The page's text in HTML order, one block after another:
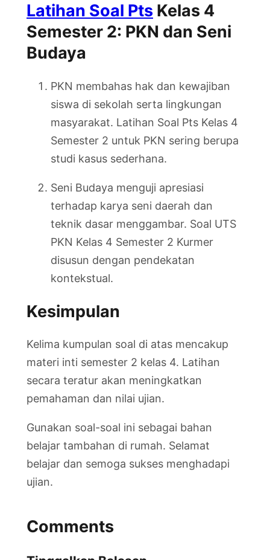
Latihan Soal Pts Kelas 4
Semester 2: PKN dan Seni
Budaya
PKN membahas hak dan kewajiban
siswa di sekolah serta lingkungan
masyarakat. Latihan Soal Pts Kelas 4
Semester 2 untuk PKN sering berupa
studi kasus sederhana.
Seni Budaya menguji apresiasi
terhadap karya seni daerah dan
teknik dasar menggambar. Soal UTS
PKN Kelas 4 Semester 2 Kurmer
disusun dengan pendekatan
kontekstual.
Kesimpulan
Kelima kumpulan soal di atas mencakup
materi inti semester 2 kelas 4. Latihan
secara teratur akan meningkatkan
pemahaman dan nilai ujian.
Gunakan soal-soal ini sebagai bahan
belajar tambahan di rumah. Selamat
belajar dan semoga sukses menghadapi
ujian.
Comments